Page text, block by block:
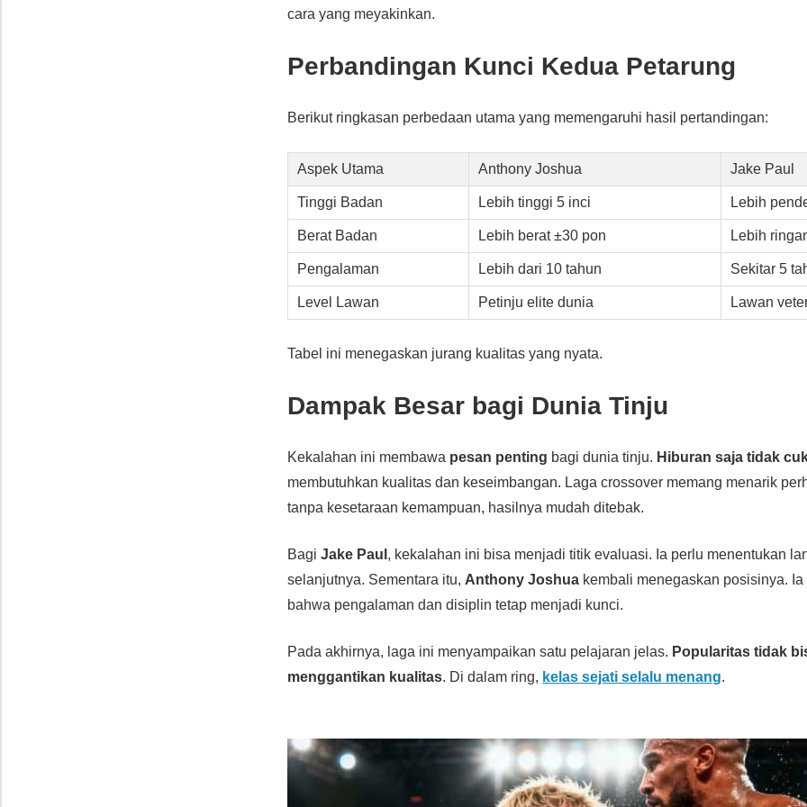
cara yang meyakinkan.
Perbandingan Kunci Kedua Petarung
Berikut ringkasan perbedaan utama yang memengaruhi hasil pertandingan:
Aspek Utama Anthony Joshua Jake Paul
Tinggi Badan Lebih tinggi 5 inci Lebih
Berat Badan Lebih berat ±30 pon Lebih
Pengalaman Lebih dari 10 tahun Sekitar 5
Level Lawan Petinju elite dunia Lawan
Tabel ini menegaskan jurang kualitas yang nyata.
Dampak Besar bagi Dunia Tinju
Kekalahan ini membawa pesan penting bagi dunia tinju. Hiburan saja tidak
membutuhkan kualitas dan keseimbangan. Laga crossover memang menarik
tanpa kesetaraan kemampuan, hasilnya mudah ditebak.
BagiJake Paul , kekalahan ini bisa menjadi titik evaluasi. Ia perlu menentukan
selanjutnya. Sementara itu, Anthony Joshua kembali menegaskan posisinya.
bahwa pengalaman dan disiplin tetap menjadi kunci.
Pada akhirnya, laga ini menyampaikan satu pelajaran jelas. Popularitas tidak
menggantikan kualitas. Di dalam ring, kelas sejati selalu menang.